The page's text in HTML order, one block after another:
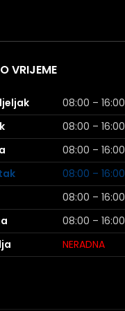
VRIJEME
08:00 – 16:00
08:00 – 16:00
08:00 – 16:00
08:00 – 16:00
08:00 – 16:00
08:00 – 16:00
NERADNA